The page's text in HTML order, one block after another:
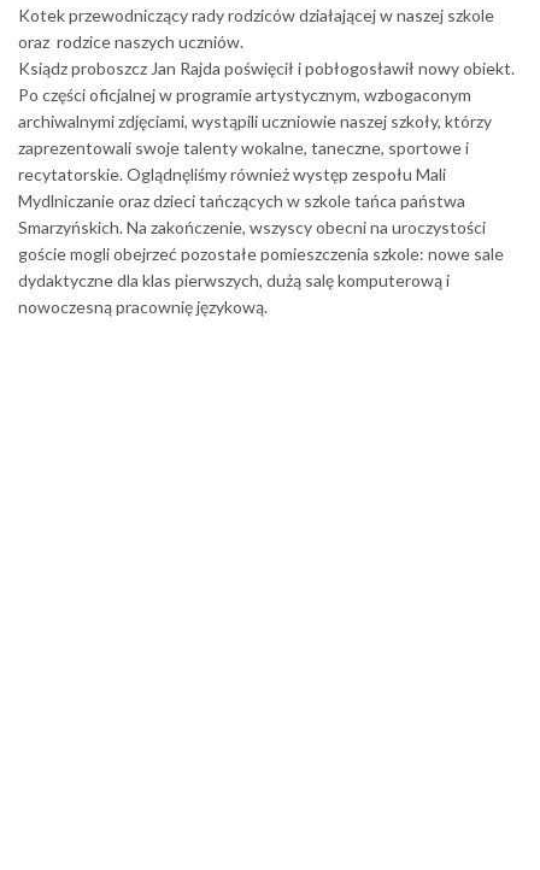
Kotek przewodniczący rady rodziców działającej w naszej szkole
oraz rodzice naszych uczniów.
Ksiądz proboszcz Jan Rajda poświęcił i pobłogosławił nowy obiekt.
Po części oficjalnej w programie artystycznym, wzbogaconym
archiwalnymi zdjęciami, wystąpili uczniowie naszej szkoły, którzy
zaprezentowali swoje talenty wokalne, taneczne, sportowe i
recytatorskie. Oglądnęliśmy również występ zespołu Mali
Mydlniczanie oraz dzieci tańczących w szkole tańca państwa
Smarzyńskich. Na zakończenie, wszyscy obecni na uroczystości
goście mogli obejrzeć pozostałe pomieszczenia szkole: nowe sale
dydaktyczne dla klas pierwszych, dużą salę komputerową i
nowoczesną pracownię językową.